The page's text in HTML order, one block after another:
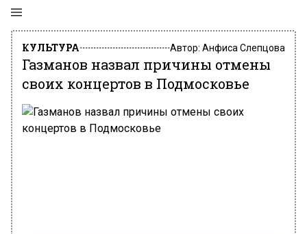
КУЛЬТУРА Автор: Анфиса Слепцова
Газманов назвал причины отмены
своих концертов в Подмосковье